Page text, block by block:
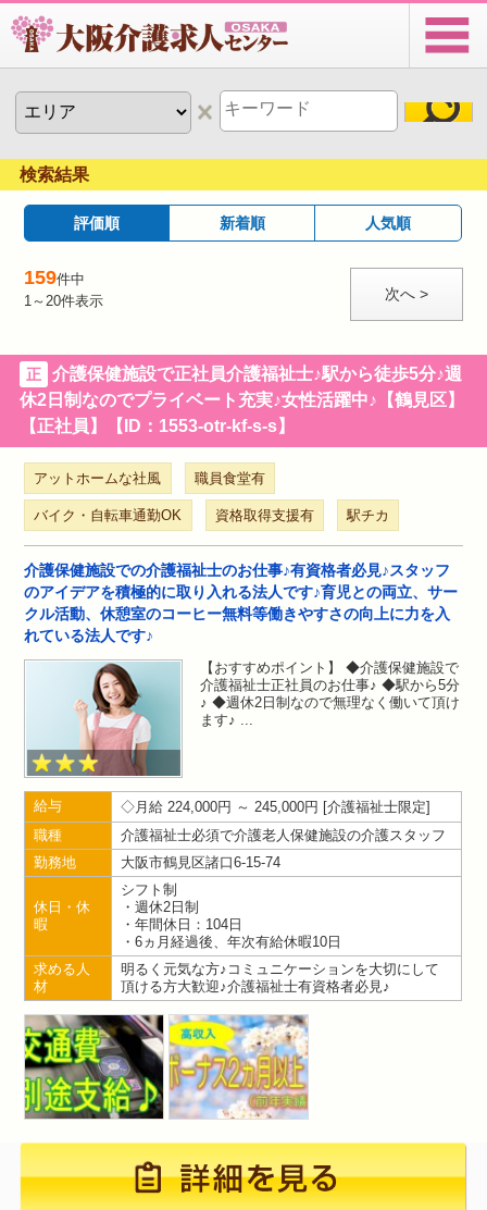
検索結果
評価順 新着順 人気順
159件中
1～20件表示 次へ >
正
介護保健施設で正社員介護福祉士♪駅から徒歩5分♪週
休2日制なのでプライベート充実♪女性活躍中♪【鶴見区】
【正社員】【ID：1553-otr-kf-s-s】
アットホームな社風 職員食堂有
バイク・自転車通勤OK 資格取得支援有 駅チカ
介護保健施設での介護福祉士のお仕事♪有資格者必見♪スタッフ
のアイデアを積極的に取り入れる法人です♪育児との両立、サー
クル活動、休憩室のコーヒー無料等働きやすさの向上に力を入
れている法人です♪
【おすすめポイント】 ◆介護保健施設で
介護福祉士正社員のお仕事♪ ◆駅から5分
♪ ◆週休2日制なので無理なく働いて頂け
ます♪
給与 月給 224,000円 ～ 245,000円
介護福祉士限定
職種
介護福祉士必須で介護老人保健施設の介護スタッフ
勤務地
大阪市鶴見区諸口6-15-74
休日・休
暇
シフト制
・週休2日制
・年間休日：104日
・6ヵ月経過後、年次有給休暇10日
求める人
材
明るく元気な方♪コミュニケーションを大切にして
頂ける方大歓迎♪介護福祉士有資格者必見♪